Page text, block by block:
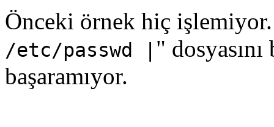
Önceki örnek hiç
/etc/passwd | "
başaramıyor.